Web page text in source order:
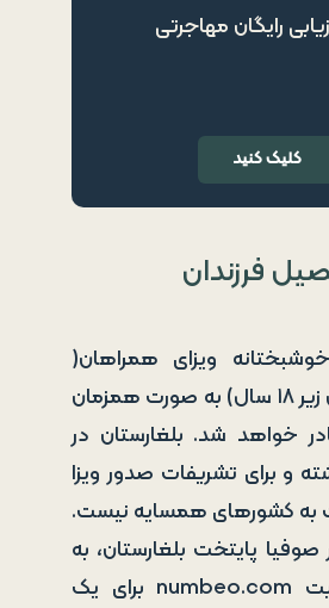
رایگان مهاجرتی
کلیک کنید
فرزندان
ویزای همراهان(
همسر و فرزندان زیر ۱۸ سال) به صورت همزمان
خواهد شد. بلغارستان در
و برای تشریفات صدور ویزا
به کشورهای همسایه نیست.
پایتخت بلغارستان، به
گزارش وب سایت numbeo.com برای یک